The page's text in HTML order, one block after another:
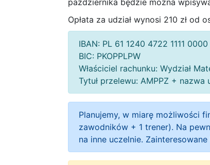
października będzie można
Opłata za udział wynosi 210 zł
IBAN: PL 61 1240 4722 1111
BIC: PKOPPLPW
Właściciel rachunku: Wydział
Tytuł przelewu: AMPPZ +
Planujemy, w miarę możliwości
zawodników + 1 trener). Na
na inne uczelnie.